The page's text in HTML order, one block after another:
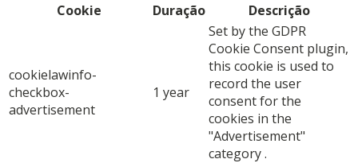
Cookie
Duração Descrição
cookielawinfo-
checkbox-
advertisement
1 year
Set by the GDPR
Cookie Consent plugin,
this cookie is used to
record the user
consent for the
cookies in the
"Advertisement"
category .